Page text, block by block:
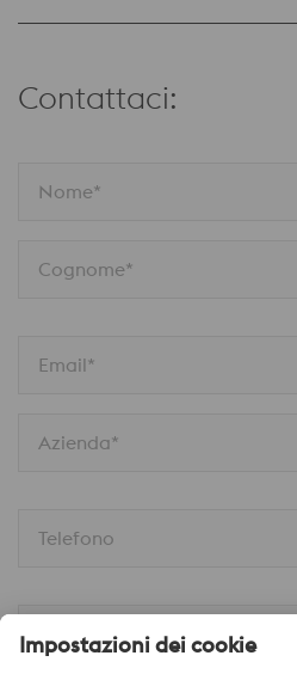
Contattaci:
Nome*
Cognome*
Email*
Azienda*
Telefono
Messagio